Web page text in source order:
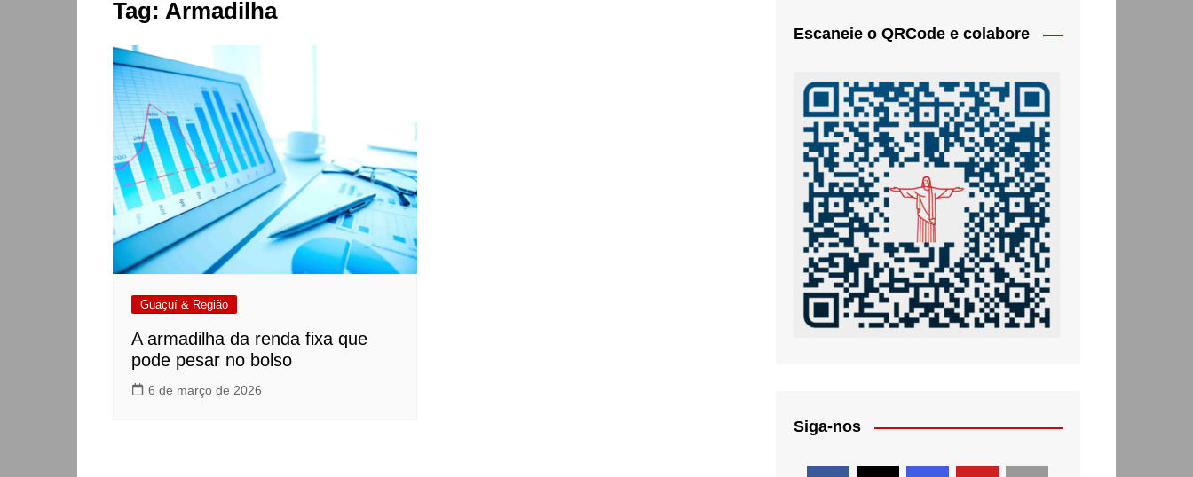
Tag: Armadilha
Guaçuí & Região
A armadilha da renda fixa que
pode pesar no bolso
6 de março de 2026
Escaneie o QRCode e colabore
Siga-nos